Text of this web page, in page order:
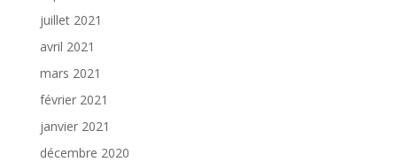
juillet 2021
avril 2021
mars 2021
février 2021
janvier 2021
décembre 2020